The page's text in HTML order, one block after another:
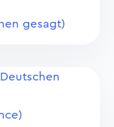
gesagt)